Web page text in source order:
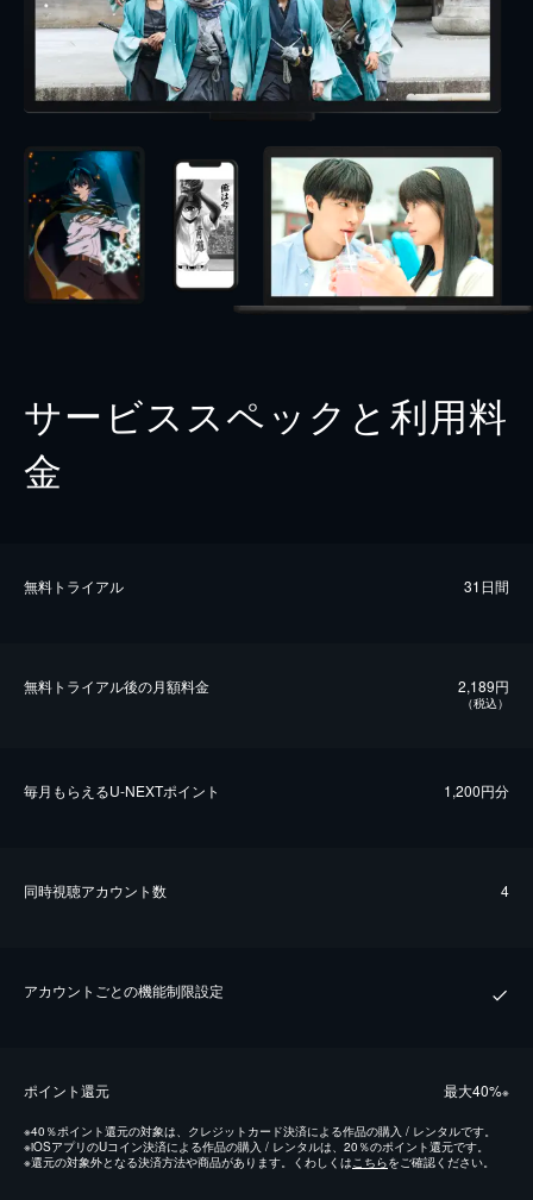
サービススペックと利用料
金
無料トライアル 31日間
無料トライアル後の⽉額料金 2,189円
（税込）
毎⽉もらえるU-NEXTポイント 1,200円分
同時視聴アカウント数 4
アカウントごとの機能制限設定
ポイント還元 最⼤40%※
※40％ポイント還元の対象は、クレジットカード決済による作品の購入 / レンタルです。
※iOSアプリのUコイン決済による作品の購入 / レンタルは、20％のポイント還元です。
※還元の対象外となる決済方法や商品があります。くわしくはこちらをご確認ください。